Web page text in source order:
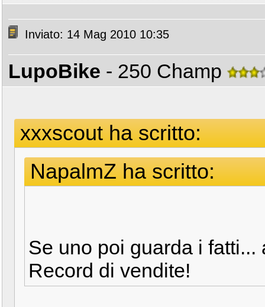
Inviato: 14 Mag 2010 10:35
LupoBike - 250 Champ
xxxscout ha scritto:
NapalmZ ha scritto:
Se uno poi guarda i fatti...
Record di vendite!